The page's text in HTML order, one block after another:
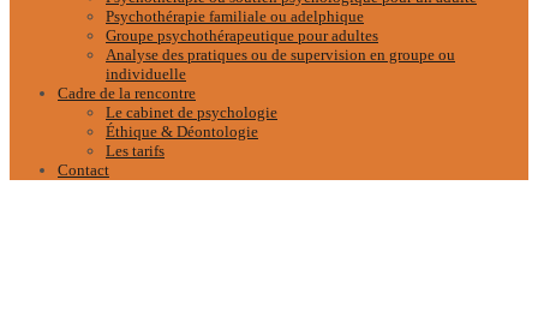
Psychothérapie familiale ou adelphique
Groupe psychothérapeutique pour adultes
Analyse des pratiques ou de supervision en groupe ou
individuelle
Cadre de la rencontre
Le cabinet de psychologie
Éthique & Déontologie
Les tarifs
Contact